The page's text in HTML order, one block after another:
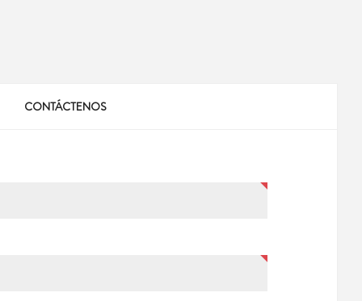
CONTÁCTENOS